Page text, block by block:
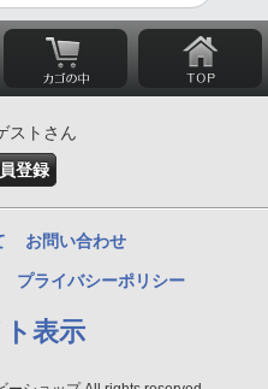
ストさん
登録
お問い合わせ
プライバシーポリシー
表示